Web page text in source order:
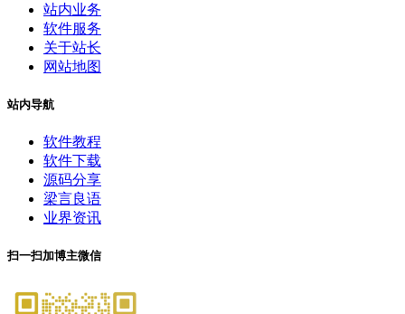
站内业务
软件服务
关于站长
网站地图
站内导航
软件教程
软件下载
源码分享
梁言良语
业界资讯
扫一扫加博主微信